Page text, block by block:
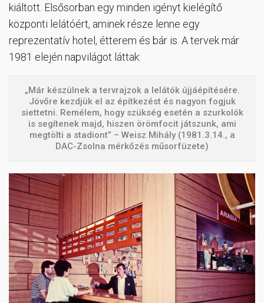
kiáltott. Elsősorban egy minden igényt kielégítő
központi lelátóért, aminek része lenne egy
reprezentatív hotel, étterem és bár is. A tervek már
1981 elején napvilágot láttak:
„Már készülnek a tervrajzok a lelátók újjáépítésére.
Jövőre kezdjük el az építkezést és nagyon fogjuk
siettetni. Remélem, hogy szükség esetén a szurkolók
is segítenek majd, hiszen örömfocit játszunk, ami
megtölti a stadiont” – Weisz Mihály (1981.3.14., a
DAC-Zsolna mérkőzés műsorfüzete)